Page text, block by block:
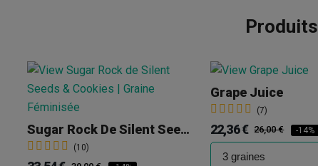
Sugar Rock De Silent Seeds & Cookies
(10)
Grape Juice
(7)
22,36 € 26,00 € -14%